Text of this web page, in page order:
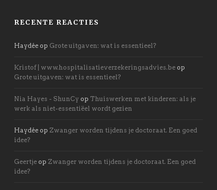
RECENTE REACTIES
Haydée op Grote uitgaven: wat is essentieel?
Kristof | www.hospitalisatieverzekeringsadvies.be op
Grote uitgaven: wat is essentieel?
Nia Hayes - ShunCy op Thuiswerken met kinderen: als je
werk als niet-essentiëel wordt gezien
Haydée op Zwanger worden tijdens je doctoraat. Een goed
idee?
Geertje op Zwanger worden tijdens je doctoraat. Een goed
idee?